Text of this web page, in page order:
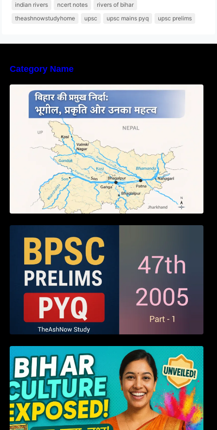
indian rivers
ncert notes
rivers of bihar
theashnowstudyhome
upsc upsc mains pyq upsc prelims
Category Name
बिहार की नदियों का विस्तृत अध्ययन | Geography of
Rivers in Bihar
Answers (Part – 01)
हम बिहारवासी: भाषाओं व संस्कृतियों की धरोहर “हमारा
बिहार”